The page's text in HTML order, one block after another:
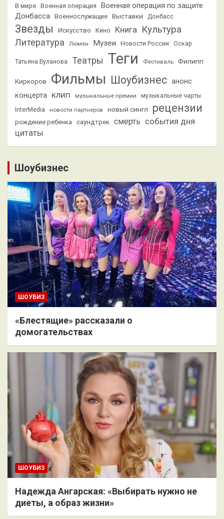
В мире Военная операция
Военная операция по защите
Донбасса
Военнослужащие Выставки Донбасс
Звезды Искусство Кино Книга Культура
Литература Люмен Музеи Новости России Оскар
Татьяна Буланова Театры Теги Фестиваль Филипп
Киркоров Фильмы Шоубизнес анонс
концерта
клип музыкальные премии
музыкальные чарты
InterMedia
новости партнеров новый сингл рецензии
рождение ребенка саундтрек смерть события дня
цитаты
Шоубизнес
ШОУБИЗ
«Блестящие» рассказали о
домогательствах
ШОУБИЗ
Надежда Ангарская: «Выбирать нужно не
диеты, а образ жизни»